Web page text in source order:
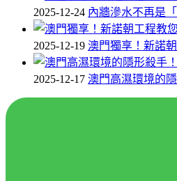
2025-12-24 內牆滲水不再是
2025-12-19 澳門獨享！新諾
2025-12-17 澳門高濕環境的